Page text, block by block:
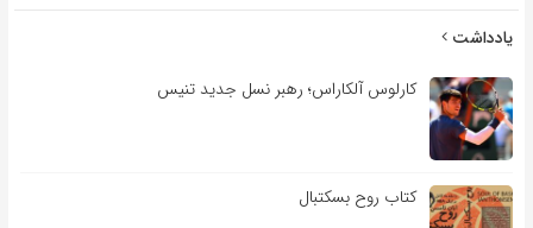
یادداشت
کارلوس آلکاراس؛ رهبر نسل جدید تنیس
کتاب روح بسکتبال